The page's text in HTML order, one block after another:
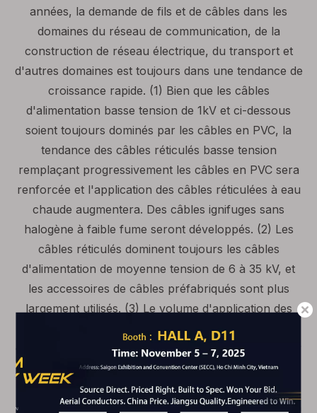
années, la demande de fils et de câbles dans les
domaines du réseau de communication, de la
construction de réseau électrique, du transport et
d'autres domaines est toujours dans une tendance de
croissance rapide. (1) Bien que les câbles
d'alimentation basse tension de 1kV et ci-dessous
soient toujours dominés par les câbles en PVC, la
tendance des câbles réticulés basse tension
remplaçant progressivement les câbles en PVC sera
renforcée et l'application des câbles réticulées à eau
chaude augmentera. Des câbles ignifuges sans
halogène à faible fume seront développés. (2) Les
câbles réticulés dominent toujours les câbles
d'alimentation de moyenne tension de 6 à 35 kV, et
les accessoires de câbles préfabriqués sont plus
largement utilisés. (3) Le volume d'application des
câbles réticulés de 110 à 220 kV dépassera celui des
câbles remplis d'huile, et il est nécessaire d'améliorer
la capacité d'alimentation des ensembles complets
d'accessoires. L'application domestique des câbles
remplies d'huile a diminué et la quantité d'exportation